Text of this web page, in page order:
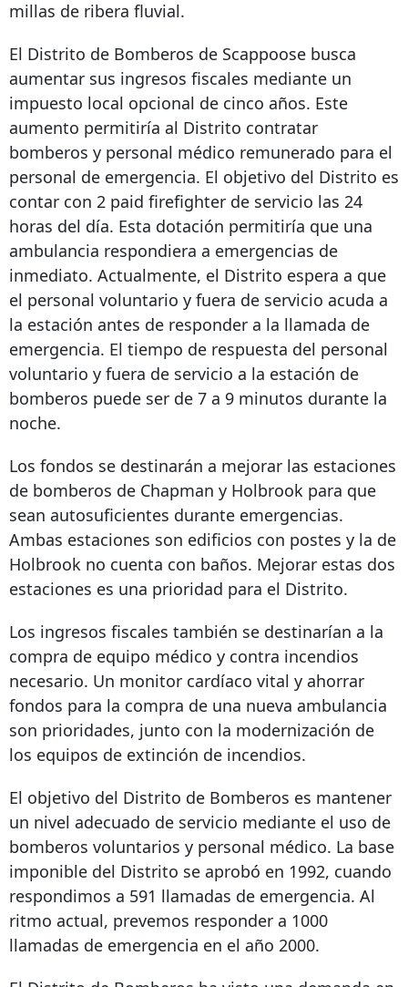
millas de ribera fluvial.
El Distrito de Bomberos de Scappoose busca
aumentar sus ingresos fiscales mediante un
impuesto local opcional de cinco años. Este
aumento permitiría al Distrito contratar
bomberos y personal médico remunerado para el
personal de emergencia. El objetivo del Distrito es
contar con 2 paid firefighter de servicio las 24
horas del día. Esta dotación permitiría que una
ambulancia respondiera a emergencias de
inmediato. Actualmente, el Distrito espera a que
el personal voluntario y fuera de servicio acuda a
la estación antes de responder a la llamada de
emergencia. El tiempo de respuesta del personal
voluntario y fuera de servicio a la estación de
bomberos puede ser de 7 a 9 minutos durante la
noche.
Los fondos se destinarán a mejorar las estaciones
de bomberos de Chapman y Holbrook para que
sean autosuficientes durante emergencias.
Ambas estaciones son edificios con postes y la de
Holbrook no cuenta con baños. Mejorar estas dos
estaciones es una prioridad para el Distrito.
Los ingresos fiscales también se destinarían a la
compra de equipo médico y contra incendios
necesario. Un monitor cardíaco vital y ahorrar
fondos para la compra de una nueva ambulancia
son prioridades, junto con la modernización de
los equipos de extinción de incendios.
El objetivo del Distrito de Bomberos es mantener
un nivel adecuado de servicio mediante el uso de
bomberos voluntarios y personal médico. La base
imponible del Distrito se aprobó en 1992, cuando
respondimos a 591 llamadas de emergencia. Al
ritmo actual, prevemos responder a 1000
llamadas de emergencia en el año 2000.